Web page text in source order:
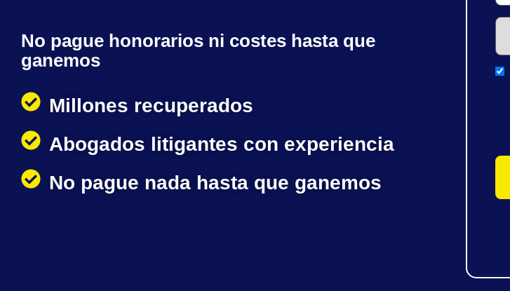
No pague honorarios ni costes hasta que
ganemos
Millones recuperados
Abogados litigantes con experiencia
No pague nada hasta que ganemos